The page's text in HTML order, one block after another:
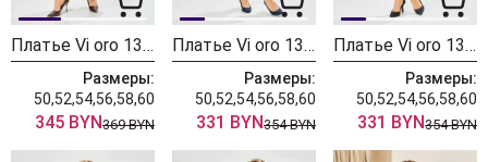
Платье Vi oro 1306 песок + шоколад
Размеры:
50,52,54,56,58,60
345 BYN369 BYN
Платье Vi oro 1307 королевский синий
Размеры:
50,52,54,56,58,60
331 BYN354 BYN
Платье Vi oro 1307 черный
Размеры:
50,52,54,56,58,60
331 BYN354 BYN